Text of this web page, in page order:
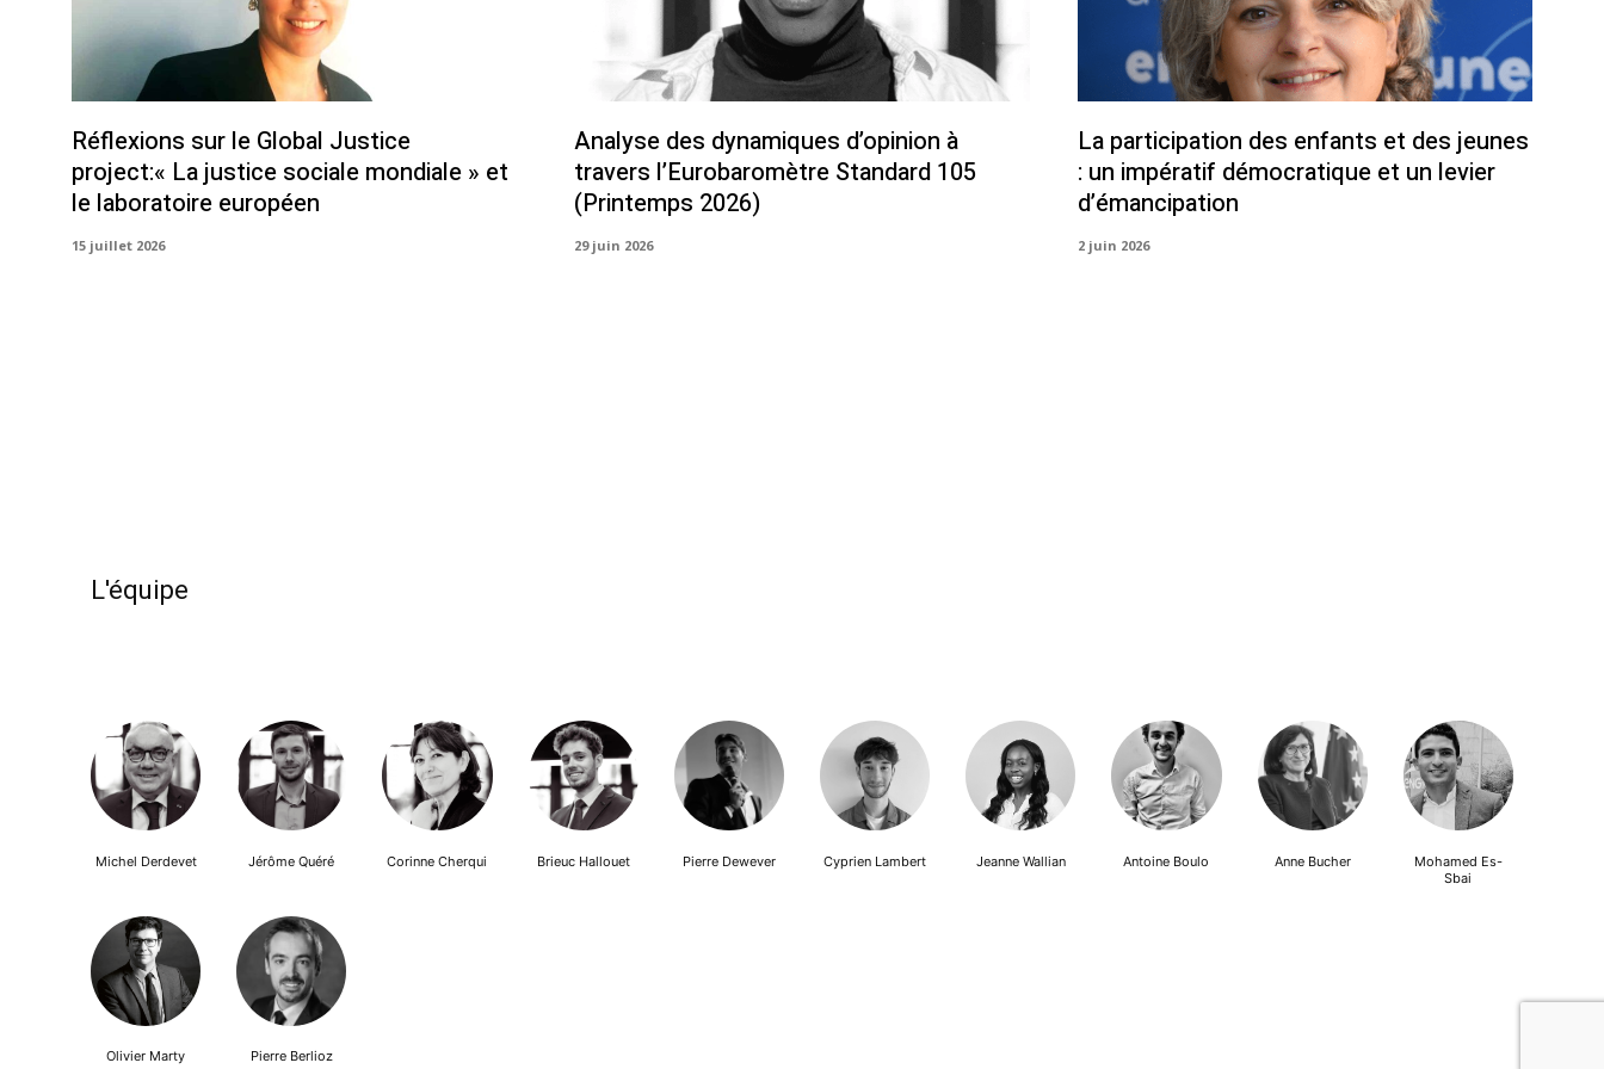
Réflexions sur le Global Justice
project:« La justice sociale mondiale » et
le laboratoire européen
15 juillet 2026
Analyse des dynamiques d’opinion à
travers l’Eurobaromètre Standard 105
(Printemps 2026)
29 juin 2026
La participation des enfants et des jeunes
: un impératif démocratique et un levier
d’émancipation
2 juin 2026
L'équipe
Michel Derdevet Jérôme Quéré Corinne Cherqui Brieuc Hallouet Pierre Dewever Cyprien Lambert Jeanne Wallian Antoine Boulo Anne Bucher
Mohamed Es-
Sbai
Olivier Marty Pierre Berlioz